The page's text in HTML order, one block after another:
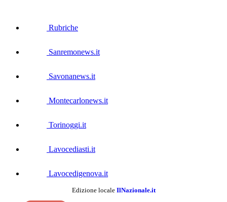
Rubriche
Sanremonews.it
Savonanews.it
Montecarlonews.it
Torinoggi.it
Lavocediasti.it
Lavocedigenova.it
Edizione locale IlNazionale.it